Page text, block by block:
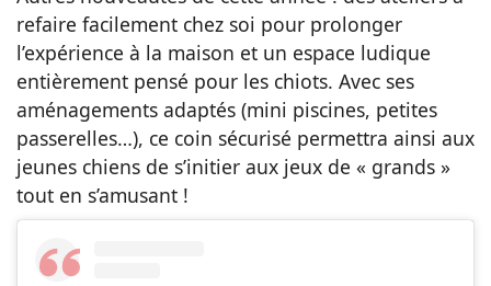
refaire facilement chez soi pour prolonger
l’expérience à la maison et un espace ludique
entièrement pensé pour les chiots. Avec ses
aménagements adaptés (mini piscines, petites
passerelles…), ce coin sécurisé permettra ainsi aux
jeunes chiens de s’initier aux jeux de « grands »
tout en s’amusant !